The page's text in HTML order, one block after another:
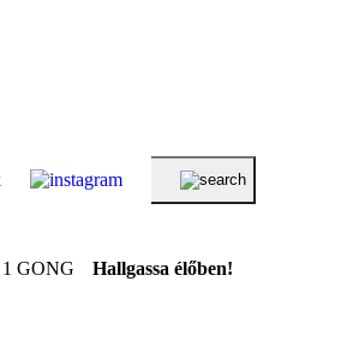
GONG Hallgassa élőben!